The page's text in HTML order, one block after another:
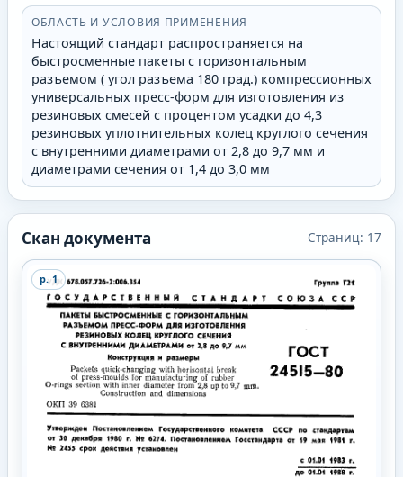
ОБЛАСТЬ И УСЛОВИЯ ПРИМЕНЕНИЯ
Настоящий стандарт распространяется на
быстросменные пакеты с горизонтальным
разъемом ( угол разъема 180 град.) компрессионных
универсальных пресс-форм для изготовления из
резиновых смесей с процентом усадки до 4,3
резиновых уплотнительных колец круглого сечения
с внутренними диаметрами от 2,8 до 9,7 мм и
диаметрами сечения от 1,4 до 3,0 мм
Скан документа Страниц: 17
p.1